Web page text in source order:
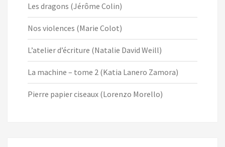
Les dragons (Jérôme Colin)
Nos violences (Marie Colot)
L’atelier d’écriture (Natalie David Weill)
La machine – tome 2 (Katia Lanero Zamora)
Pierre papier ciseaux (Lorenzo Morello)